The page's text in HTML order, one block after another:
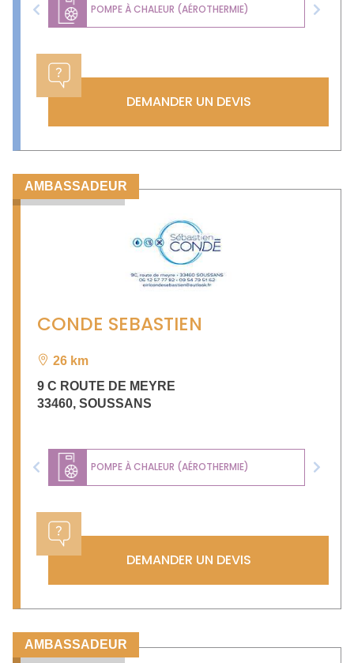
POMPE À CHALEUR (AÉROTHERMIE)
Previous Next
DEMANDER UN DEVIS
AMBASSADEUR
CONDE SEBASTIEN
26 km
9 C ROUTE DE MEYRE
33460, SOUSSANS
POMPE À CHALEUR (AÉROTHERMIE)
Previous Next
DEMANDER UN DEVIS
AMBASSADEUR